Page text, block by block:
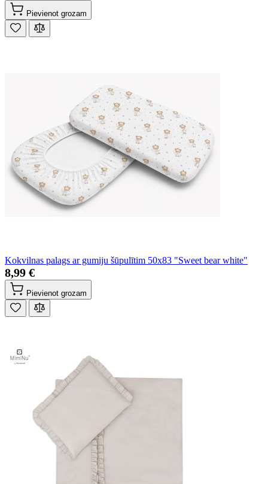
Pievienot grozam
Kokvilnas palags ar gumiju šūpulītim 50x83 "Sweet bear white"
8,99 €
Pievienot grozam